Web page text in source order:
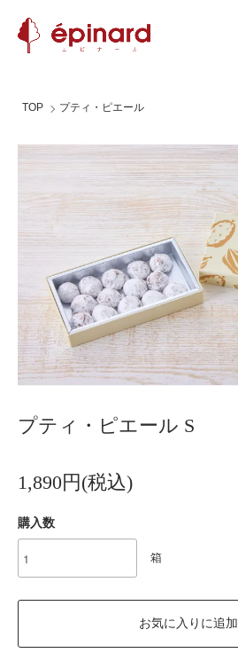
TOP プティ・ピエール
プティ・ピエール S
1,890円(税込)
購入数
箱
お気に入りに追加